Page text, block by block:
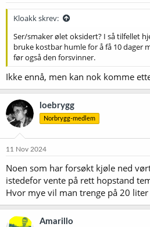
Kloakk skrev:
Ser/smaker ølet oksidert? I så tilfellet
bruke kostbar humle for å få 10 dager
før også den forsvinner.
Ikke ennå, men kan nok komme
loebrygg
Norbrygg-medlem
11 Nov 2024
Noen som har forsøkt kjøle ned
istedefor vente på rett hopstand
Hvor mye vil man trenge på 20
Amarillo